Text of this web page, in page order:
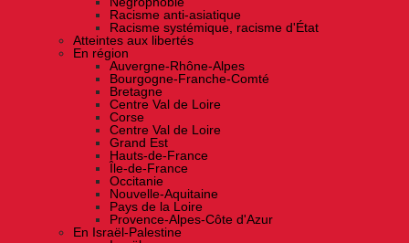
Racisme anti-asiatique
Racisme systémique, racisme d'État
Atteintes aux libertés
En région
Auvergne-Rhône-Alpes
Bourgogne-Franche-Comté
Bretagne
Centre Val de Loire
Corse
Centre Val de Loire
Grand Est
Hauts-de-France
Île-de-France
Occitanie
Nouvelle-Aquitaine
Pays de la Loire
Provence-Alpes-Côte d'Azur
En Israël-Palestine